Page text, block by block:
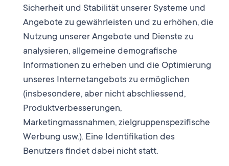
Sicherheit und Stabilität unserer Systeme und
Angebote zu gewährleisten und zu erhöhen, die
Nutzung unserer Angebote und Dienste zu
analysieren, allgemeine demografische
Informationen zu erheben und die Optimierung
unseres Internetangebots zu ermöglichen
(insbesondere, aber nicht abschliessend,
Produktverbesserungen,
Marketingmassnahmen, zielgruppenspezifische
Werbung usw.). Eine Identifikation des
Benutzers findet dabei nicht statt.